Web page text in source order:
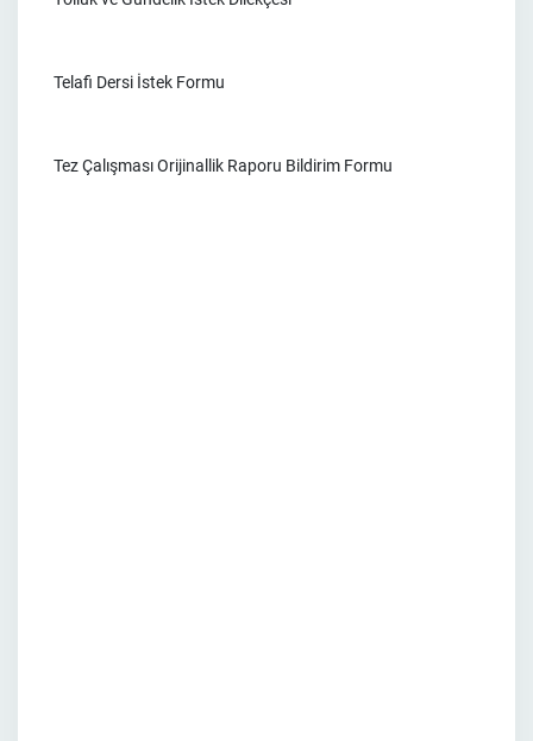
Telafi Dersi İstek Formu
Tez Çalışması Orijinallik Raporu Bildirim Formu